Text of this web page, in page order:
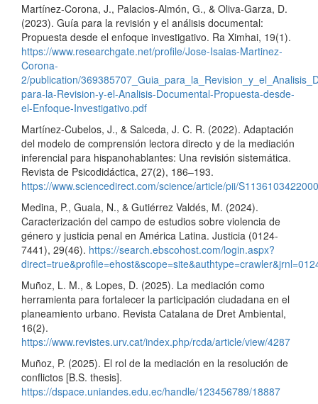
Martínez-Corona, J., Palacios-Almón, G., & Oliva-Garza, D.
(2023). Guía para la revisión y el análisis documental:
Propuesta desde el enfoque investigativo. Ra Ximhai, 19(1).
https://www.researchgate.net/profile/Jose-Isaias-Martinez-
Corona-
2/publication/
para-la-Revision-y-el-Analisis-Documental-Propuesta-desde-
el-Enfoque-Investigativo.pdf
Martínez-Cubelos, J., & Salceda, J. C. R. (2022). Adaptación
del modelo de comprensión lectora directo y de la mediación
inferencial para hispanohablantes: Una revisión sistemática.
Revista de Psicodidáctica, 27(2), 186–193.
https://www.sciencedirect.com/science/article/pii/
Medina, P., Guala, N., & Gutiérrez Valdés, M. (2024).
Caracterización del campo de estudios sobre violencia de
género y justicia penal en América Latina. Justicia (0124-
7441), 29(46). https://search.ebscohost.com/login.aspx?
Muñoz, L. M., & Lopes, D. (2025). La mediación como
herramienta para fortalecer la participación ciudadana en el
planeamiento urbano. Revista Catalana de Dret Ambiental,
16(2).
https://www.revistes.urv.cat/index.php/rcda/article/view/4287
Muñoz, P. (2025). El rol de la mediación en la resolución de
conflictos [B.S. thesis].
https://dspace.uniandes.edu.ec/handle/123456789/18887